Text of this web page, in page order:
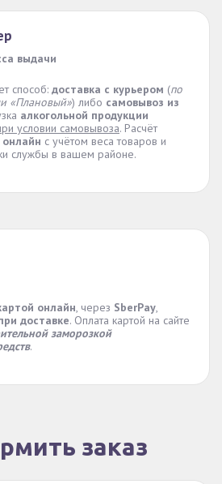
выдачи
способ: доставка с курьером (по
«Плановый») либо самовывоз из
алкогольной продукции
условии самовывоза. Расчёт
онлайн с учётом веса товаров и
службы в вашем районе.
онлайн, через SberPay,
доставке. Оплата картой на сайте
заморозкой
.
заказ